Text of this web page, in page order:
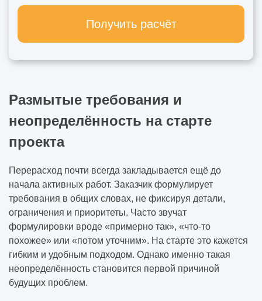
Получить расчёт
Размытые требования и
неопределённость на старте
проекта
Перерасход почти всегда закладывается ещё до
начала активных работ. Заказчик формулирует
требования в общих словах, не фиксируя детали,
ограничения и приоритеты. Часто звучат
формулировки вроде «примерно так», «что-то
похожее» или «потом уточним». На старте это кажется
гибким и удобным подходом. Однако именно такая
неопределённость становится первой причиной
будущих проблем.